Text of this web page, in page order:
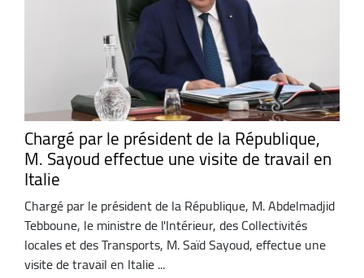
Chargé par le président de la République,
M. Sayoud effectue une visite de travail en
Italie
Chargé par le président de la République, M. Abdelmadjid
Tebboune, le ministre de l'Intérieur, des Collectivités
locales et des Transports, M. Saïd Sayoud, effectue une
visite de travail en Italie ...